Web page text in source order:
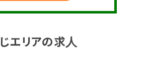
エリアの求人